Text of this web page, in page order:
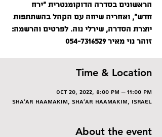
הראשונים בסדרה הדוקומנטרית "ירח
חדש", ואחריה שיחה עם הקהל בהשתתפות
יוצרת הסדרה, שירלי נוה. לפרטים והרשמה:
זוהר נוי מאיר 054-7316529
Time & Location
Oct 20, 2022, 8:00 PM – 11:00 PM
Sha'ar HaAmakim, Sha'ar HaAmakim, Israel
About the event